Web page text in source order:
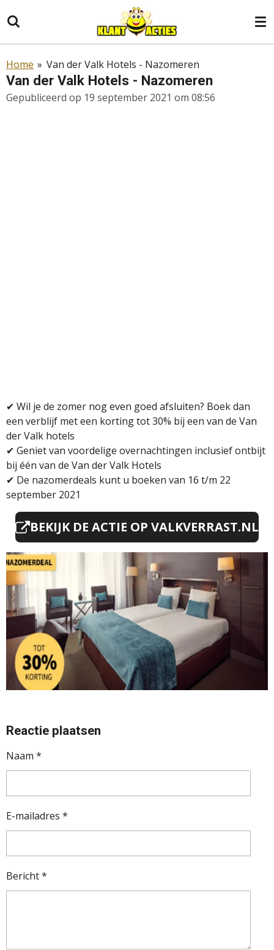
direct
naar
hoofdinhoud
Home » Van der Valk Hotels - Nazomeren
Van der Valk Hotels - Nazomeren
Gepubliceerd op 19 september 2021 om 08:56
✔ Wil je de zomer nog even goed afsluiten? Boek dan
een verblijf met een korting tot 30% bij een van de Van
der Valk hotels
✔ Geniet van voordelige overnachtingen inclusief ontbijt
bij één van de Van der Valk Hotels
✔ De nazomerdeals kunt u boeken van 16 t/m 22
september 2021
BEKIJK DE ACTIE OP VALKVERRAST.NL
Reactie plaatsen
Naam *
E-mailadres *
Bericht *